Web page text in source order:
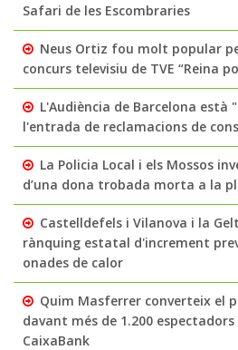
Safari de les Escombraries
Neus Ortiz fou molt popular
concurs televisiu de TVE “Reina
L'Audiència de Barcelona està
l'entrada de reclamacions de
La Policia Local i els Mossos
d’una dona trobada morta a la
Castelldefels i Vilanova i la
rànquing estatal d'increment
onades de calor
Quim Masferrer converteix el
davant més de 1.200
CaixaBank